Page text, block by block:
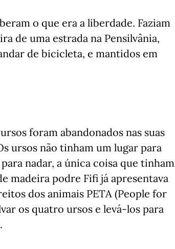
o que era a liberdade. Faziam
de uma estrada na Pensilvânia,
de bicicleta, e mantidos em
foram abandonados nas suas
ursos não tinham um lugar para
nadar, a única coisa que tinham
madeira podre Fifi já apresentava
dos animais PETA (People for
os quatro ursos e levá-los para